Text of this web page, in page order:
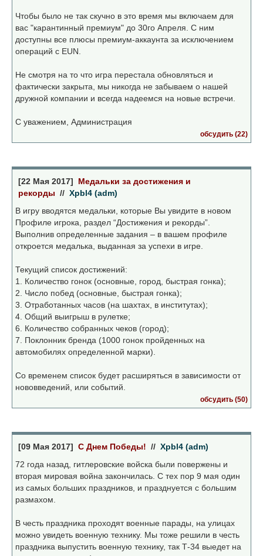
Чтобы было не так скучно в это время мы включаем для
вас "карантинный премиум" до 30го Апреля. С ним
доступны все плюсы премиум-аккаунта за исключением
операций с EUN.
Не смотря на то что игра перестала обновляться и
фактически закрыта, мы никогда не забываем о нашей
дружной компании и всегда надеемся на новые встречи.
С уважением, Администрация
обсудить (22)
[22 Мая 2017] Медальки за достижения и
рекорды // Xpbl4 (adm)
В игру вводятся медальки, которые Вы увидите в новом
Профиле игрока, раздел “Достижения и рекорды”.
Выполнив определенные задания – в вашем профиле
откроется медалька, выданная за успехи в игре.
Текущий список достижений:
1. Количество гонок (основные, город, быстрая гонка);
2. Число побед (основные, быстрая гонка);
3. Отработанных часов (на шахтах, в институтах);
4. Общий выигрыш в рулетке;
6. Количество собранных чеков (город);
7. Поклонник бренда (1000 гонок пройденных на
автомобилях определенной марки).
Со временем список будет расширяться в зависимости от
нововведений, или событий.
обсудить (50)
[09 Мая 2017] С Днем Победы! // Xpbl4 (adm)
72 года назад, гитлеровские войска были повержены и
вторая мировая война закончилась. С тех пор 9 мая один
из самых больших праздников, и празднуется с большим
размахом.
В честь праздника проходят военные парады, на улицах
можно увидеть военную технику. Мы тоже решили в честь
праздника выпустить военную технику, так Т-34 выедет на